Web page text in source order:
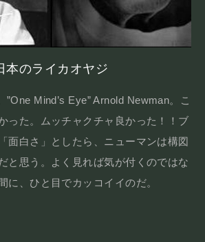
本のライカオヤジ
Mind’s Eye” Arnold Newman。こ
った。ムッチャクチャ良かった！！ブ
面白さ」としたら、ニューマンは構図
と思う。よく見れば気が付くのではな
に、ひと目でカッコイイのだ。